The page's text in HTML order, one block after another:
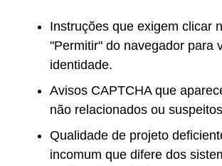
Instruções que exigem clicar
"Permitir" do navegador para
identidade.
Avisos CAPTCHA que
não relacionados ou
Qualidade de projeto
incomum que difere dos